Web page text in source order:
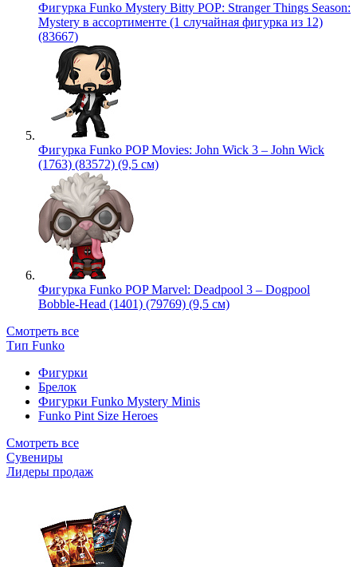
Фигурка Funko Mystery Bitty POP: Stranger Things Season:
Mystery в ассортименте (1 случайная фигурка из 12)
(83667)
Фигурка Funko POP Movies: John Wick 3 – John Wick
(1763) (83572) (9,5 см)
Фигурка Funko POP Marvel: Deadpool 3 – Dogpool
Bobble-Head (1401) (79769) (9,5 см)
Смотреть все
Тип Funko
Фигурки
Брелок
Фигурки Funko Mystery Minis
Funko Pint Size Heroes
Смотреть все
Сувениры
Лидеры продаж